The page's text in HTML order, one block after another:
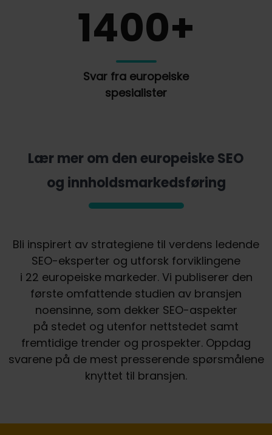
1400+
Svar fra europeiske
spesialister
Lær mer om den europeiske SEO
og innholdsmarkedsføring
Bli inspirert av strategiene til verdens ledende
SEO-eksperter og utforsk forviklingene
i 22 europeiske markeder. Vi publiserer den
første omfattende studien av bransjen
noensinne, som dekker SEO-aspekter
på stedet og utenfor nettstedet samt
fremtidige trender og prospekter. Oppdag
svarene på de mest presserende spørsmålene
knyttet til bransjen.